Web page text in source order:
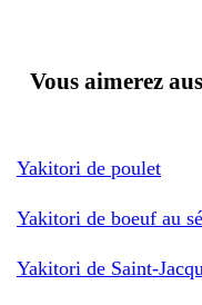
Vous aimerez
Yakitori de poulet
Yakitori de boeuf au
Yakitori de Saint-